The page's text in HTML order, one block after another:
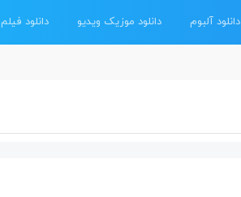
دانلود آلبوم دانلود موزیک ویدیو دانلود فیلم